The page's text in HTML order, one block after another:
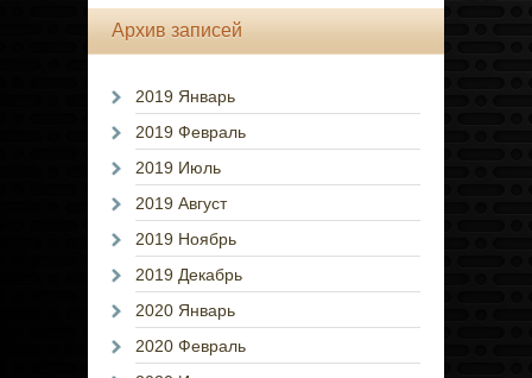
Архив записей
2019 Январь
2019 Февраль
2019 Июль
2019 Август
2019 Ноябрь
2019 Декабрь
2020 Январь
2020 Февраль